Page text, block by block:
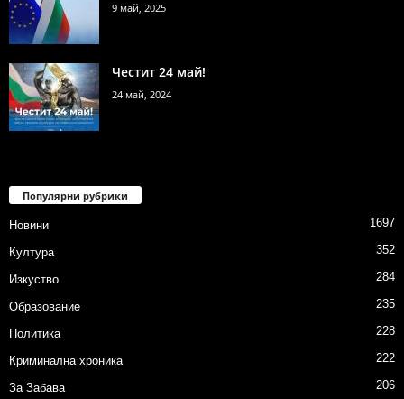
9 май, 2025
Честит 24 май!
24 май, 2024
Популярни рубрики
Новини 1697
Култура 352
Изкуство 284
Образование 235
Политика 228
Криминална хроника 222
За Забава 206